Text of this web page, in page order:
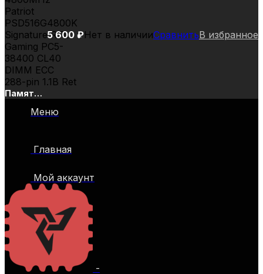
Память
2x8Gb
PSD516G4800K
Gaming
PC5-
38400
CL40
DIMM
ECC 288-
pin 1.1В
Ret
5 600 ₽Нет в наличииСравнитьВ избранное
Меню
Главная
Мой аккаунт
-